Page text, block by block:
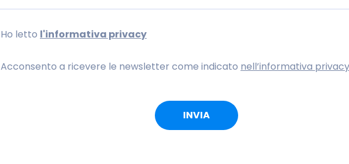
Ho letto l'informativa privacy
Acconsento a ricevere le newsletter come indicato nell’informativa privacy